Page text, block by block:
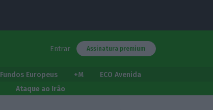
Entrar Assinatura premium
Fundos Europeus +M
ECO Avenida
Ataque ao Irão